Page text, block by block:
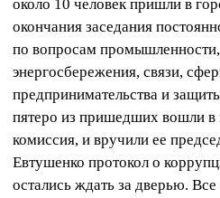
около 10 человек пришли в
окончания заседания
по вопросам промышленности,
энергосбережения, связи,
предпринимательства и
пятеро из пришедших вошли в
комиссия, и вручили ее
Евтушенко протокол о
остались ждать за дверью.